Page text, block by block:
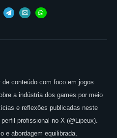
de conteúdo com foco em jogos
a indústria dos games por meio
e reflexões publicadas neste
profissional no X (@Lipeux).
e abordagem equilibrada,